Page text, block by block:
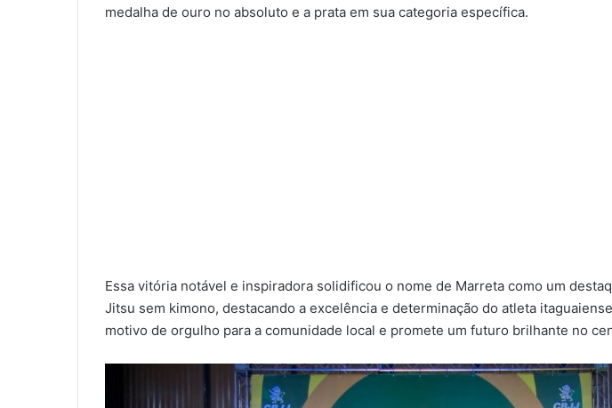
medalha de ouro no absoluto e a prata em sua categoria específica.
Essa vitória notável e inspiradora solidificou o nome de Marreta como um
Jitsu sem kimono, destacando a excelência e determinação do atleta
motivo de orgulho para a comunidade local e promete um futuro brilhante no